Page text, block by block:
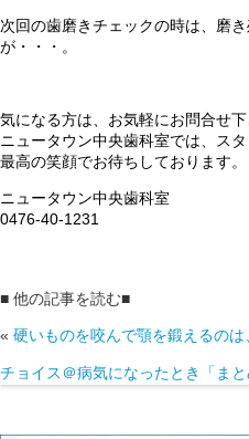
次回の歯磨きチェックの時は、磨
が・・・。
気になる方は、お気軽にお問合せ下
ニュータウン中央歯科室では、ス
最高の笑顔でお待ちしております。
ニュータウン中央歯科室
0476-40-1231
■ 他の記事を読む■
« 硬いものを咬んで顎を鍛えるの
チョイス＠病気になったとき「ま